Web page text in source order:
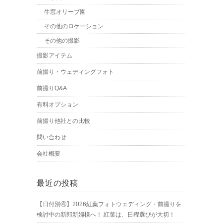
牛窓オリーブ園
その他のロケーション
その他の撮影
撮影アイテム
前撮り・ウェディングフォト
前撮りQ&A
有料オプション
前撮り他社との比較
問い合わせ
会社概要
最近の投稿
【日付別④】2026紅葉フォトウェディング・前撮りを
検討中の新郎新婦様へ！ 紅葉は、日程選びが大切！